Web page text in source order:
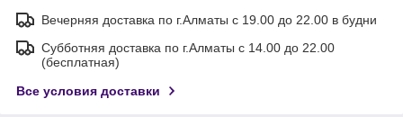
Вечерняя доставка по г.Алматы с 19.00 до 22.00 в будни
Субботняя доставка по г.Алматы с 14.00 до 22.00
(бесплатная)
Все условия доставки